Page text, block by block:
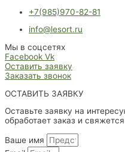
+7(985)970-82-81
info@lesort.ru
Мы в соцсетях
Facebook Vk
Оставить заявку
Заказать звонок
ОСТАВИТЬ ЗАЯВКУ
Оставьте заявку на
обработает заказ и
Ваше имя